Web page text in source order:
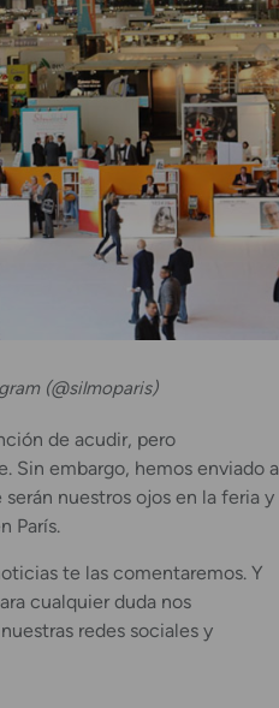
(@silmoparis)
de acudir, pero
Sin embargo, hemos enviado a
nuestros ojos en la feria y
París.
te las comentaremos. Y
cualquier duda nos
redes sociales y